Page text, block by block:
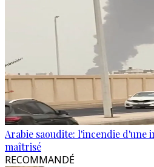
Arabie saoudite: l'incendie d'une
maîtrisé
RECOMMANDÉ